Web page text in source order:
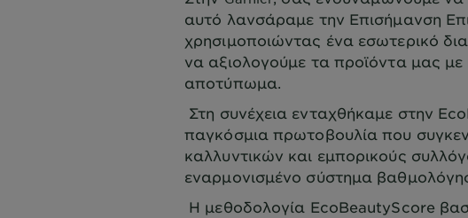
αυτό λανσάραμε την Επισήμανση
χρησιμοποιώντας ένα εσωτερικό
να αξιολογούμε τα προϊόντα μας
αποτύπωμα.
Στη συνέχεια ενταχθήκαμε στην
παγκόσμια πρωτοβουλία που
καλλυντικών και εμπορικούς
εναρμονισμένο σύστημα
Η μεθοδολογία EcoBeautyScore